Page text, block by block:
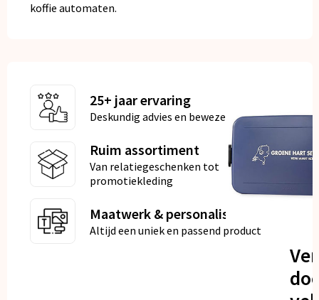
koffie automaten.
25+ jaar ervaring
Deskundig advies en bewezen kwaliteit
Ruim assortiment
Van relatiegeschenken tot
promotiekleding
Maatwerk & personalisatie
Altijd een uniek en passend product